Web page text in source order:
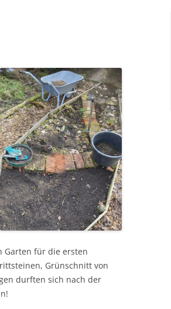
Garten für die ersten
Grünschnitt von
durften sich nach der